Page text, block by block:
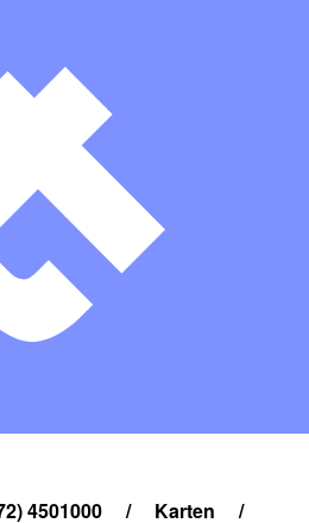
4501000 / Karten
/